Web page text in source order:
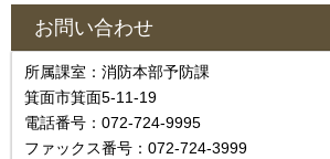
お問い合わせ
所属課室：消防本部予防課
箕面市箕面5-11-19
電話番号：072-724-9995
ファックス番号：072-724-3999